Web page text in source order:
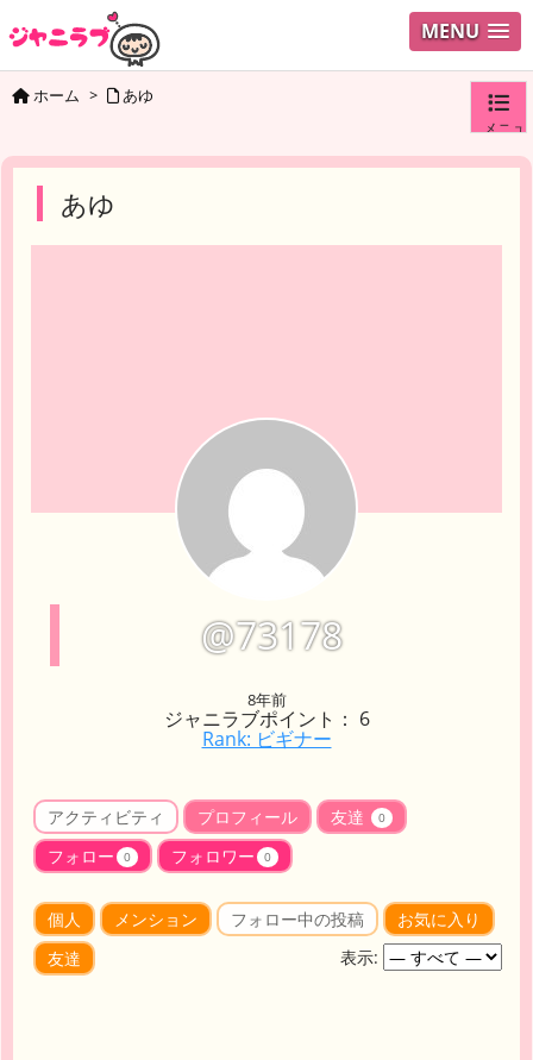
MENU
メニュ
ホーム > あゆ
あゆ
@73178
8年前
ジャニラブポイント： 6
Rank: ビギナー
アクティビティ プロフィール 友達 0
フォロー 0 フォロワー 0
個人 メンション フォロー中の投稿
お気に入り
友達
表示: